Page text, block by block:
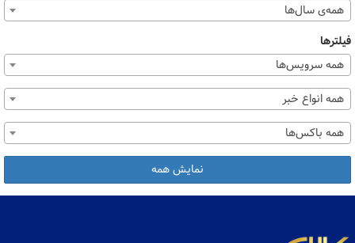
همه‌ی سال‌ها
فیلترها
همه سرویس‌ها
همه انواع خبر
همه باکس‌ها
نمایش همه